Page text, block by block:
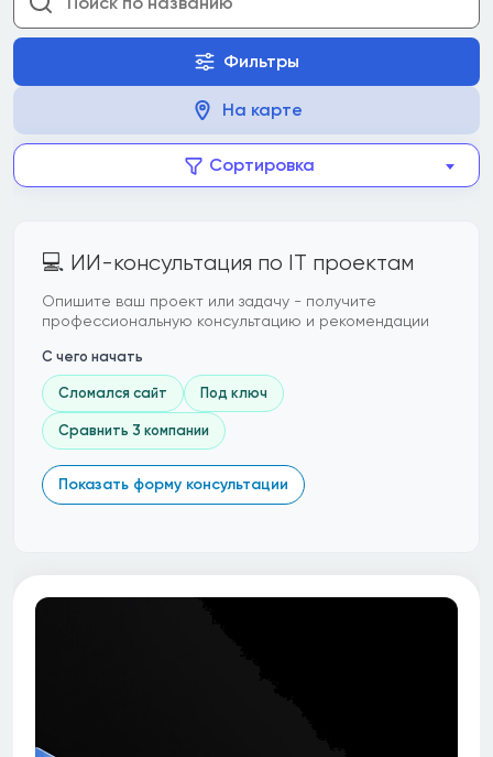
Фильтры
На карте
Сортировка
💻 ИИ-консультация по IT проектам
Опишите ваш проект или задачу - получите
профессиональную консультацию и рекомендации
С чего начать
Сломался сайт Под ключ
Сравнить 3 компании
Показать форму консультации